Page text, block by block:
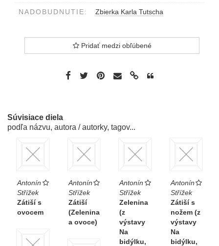
NADOBUDNUTIE: Zbierka Karla Tutscha
Pridať medzi obľúbené
Súvisiace diela
podľa názvu, autora / autorky, tagov...
Antonín
Střížek
Zátiší s
ovocem
Antonín
Střížek
Zátiší
(Zelenina
a ovoce)
Antonín
Střížek
Zelenina
(z
výstavy
Na
bidýlku,
Antonín
Střížek
Zátiší s
nožem (z
výstavy
Na
bidýlku,